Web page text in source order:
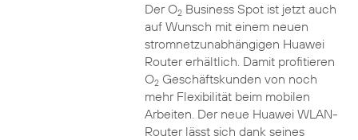
Der O2Business Spot ist jetzt auch
auf Wunsch mit einem neuen
stromnetzunabhängigen Huawei
Router erhältlich. Damit profitieren
O2Geschäftskunden von noch
mehr Flexibilität beim mobilen
Arbeiten. Der neue Huawei WLAN-
Router lässt sich dank seines